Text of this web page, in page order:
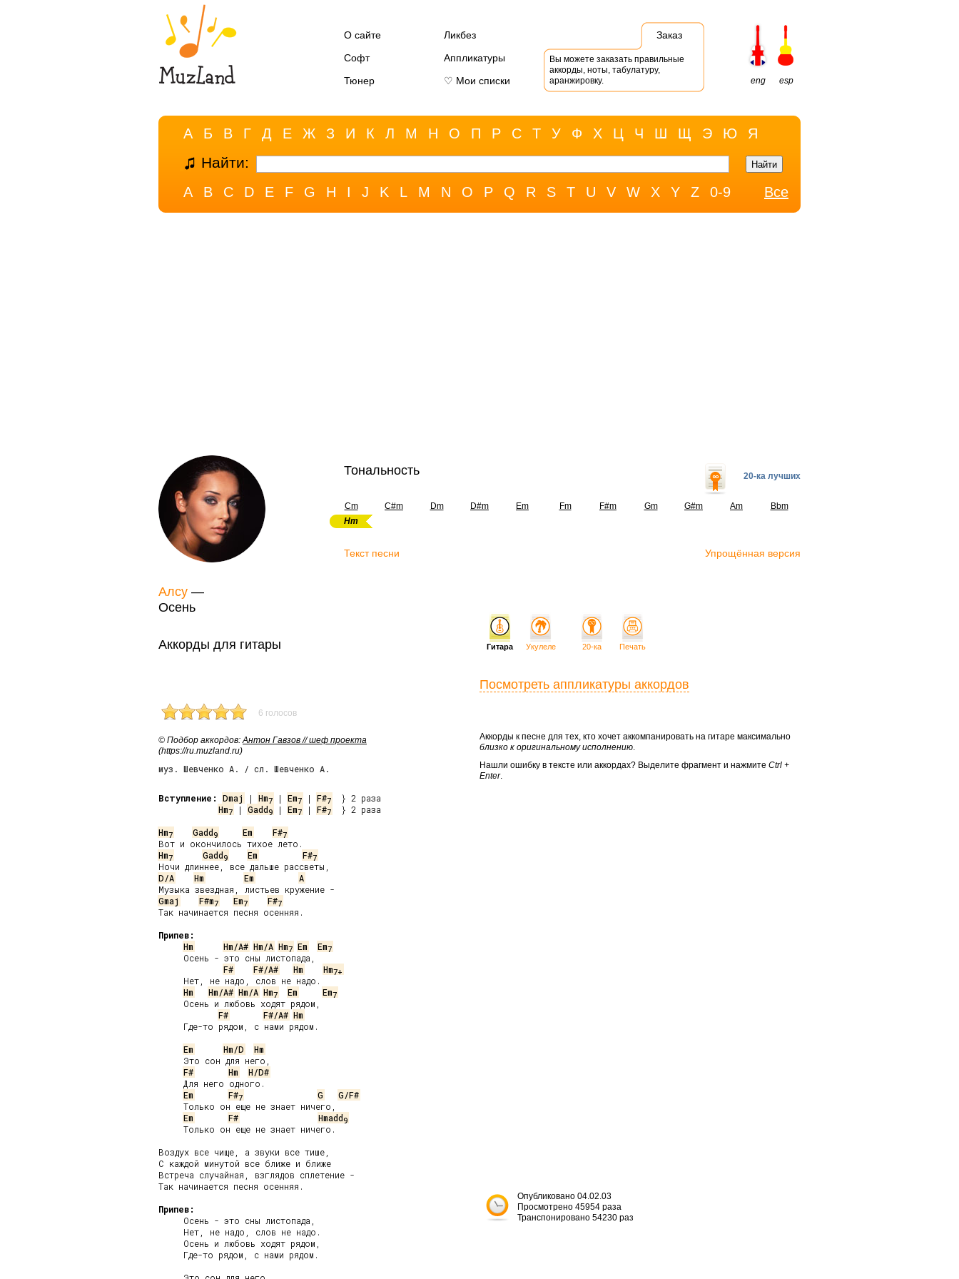
О сайте
Ликбез
Софт
Аппликатуры
Тюнер
♡ Мои списки
Заказ
Вы можете заказать правильные
аккорды, ноты, табулатуру,
аранжировку.
eng esp
А Б В Г Д Е Ж З И К Л М Н О П Р С Т У Ф Х Ц Ч Ш Щ Э Ю Я
Найти:
A B C D E F G H I J K L M N O P Q R S T U V W X Y Z 0-9 Все
Алсу —
Осень
Тональность 20-ка лучших
Cm C#m Dm D#m Em Fm F#m Gm G#m Am
Bbm
Hm
Текст песни Упрощённая версия
Аккорды для гитары
6 голосов
© Подбор аккордов:Антон Гавзов // шеф проекта
(https://ru.muzland.ru)
муз. Шевченко А. / сл. Шевченко А.
Вступление: Dmaj | Hm7 | Em7 | F#7
Hm7 | Gadd9 | Em7 | F#7
  } 2 раза
Hm7 Gadd9 Em F#7
Hm7 Gadd9 Em F#7
D/A
Hm Em
A
Gmaj
F#m7 Em7 F#7
Так начинается песня осенняя.
Припев:
Hm
Hm/A# Hm/A Hm7 Em Em7
     Осень - это сны листопада,
F#
F#/A# Hm Hm7+
     Нет, не надо, слов не надо.
Hm
Hm/A# Hm/A Hm7 Em Em7
     Осень и любовь ходят рядом,
F#
F#/A# Hm
     Где-то рядом, с нами рядом.
Em
Hm/D
Hm
     Это сон для него,
F#
Hm
H/D#
     Для него одного.
Em
F#7 G
G/F#
     Только он еще не знает ничего,
Em
F# Hmadd9
     Только он еще не знает ничего.
Воздух все чище, а звуки все тише,
С каждой минутой все ближе и ближе
Встреча случайная, взглядов сплетение -
Так начинается песня осенняя.
Припев:
     Осень - это сны листопада,
     Нет, не надо, слов не надо.
     Осень и любовь ходят рядом,
     Где-то рядом, с нами рядом.
Гитара Укулеле 20-ка Печать
Посмотреть аппликатуры аккордов
Аккорды к песне для тех, кто хочет аккомпанировать на гитаре максимально
близко к оригинальному исполнению.
Нашли ошибку в тексте или аккордах? Выделите фрагмент и нажмите Ctrl +
Enter.
Опубликовано 04.02.03
Просмотрено 45954 раза
Транспонировано 54230 раз